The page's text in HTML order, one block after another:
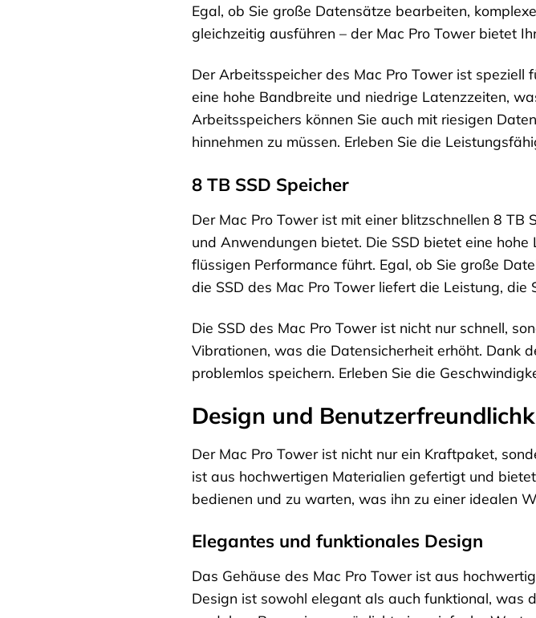
Egal, ob Sie große Datensätze bearbeiten,
gleichzeitig ausführen – der Mac Pro Tower bietet
Der Arbeitsspeicher des Mac Pro Tower ist
eine hohe Bandbreite und niedrige Latenzzeiten,
Arbeitsspeichers können Sie auch mit riesigen
hinnehmen zu müssen. Erleben Sie die
8 TB SSD Speicher
Der Mac Pro Tower ist mit einer blitzschnellen 8
und Anwendungen bietet. Die SSD bietet eine
flüssigen Performance führt. Egal, ob Sie große
die SSD des Mac Pro Tower liefert die Leistung, die
Die SSD des Mac Pro Tower ist nicht nur schnell,
Vibrationen, was die Datensicherheit erhöht. Dank
problemlos speichern. Erleben Sie die
Design und
Der Mac Pro Tower ist nicht nur ein Kraftpaket,
ist aus hochwertigen Materialien gefertigt und
bedienen und zu warten, was ihn zu einer idealen
Elegantes und funktionales Design
Das Gehäuse des Mac Pro Tower ist aus
Design ist sowohl elegant als auch funktional, was